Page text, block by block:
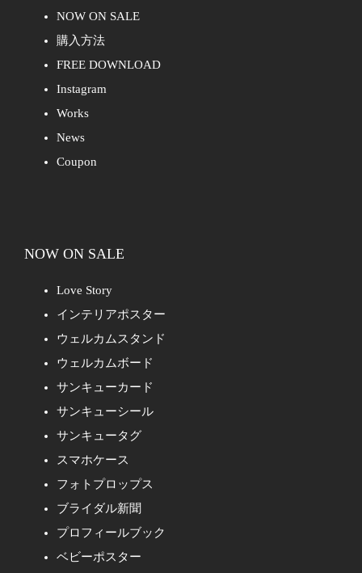
NOW ON SALE
購入方法
FREE DOWNLOAD
Instagram
Works
News
Coupon
NOW ON SALE
Love Story
インテリアポスター
ウェルカムスタンド
ウェルカムボード
サンキューカード
サンキューシール
サンキュータグ
スマホケース
フォトプロップス
ブライダル新聞
プロフィールブック
ベビーポスター